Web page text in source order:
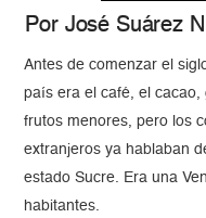
Por José Suárez
Antes de comenzar el
país era el café, el
frutos menores, pero los
extranjeros ya hablaban
estado Sucre. Era una
habitantes.